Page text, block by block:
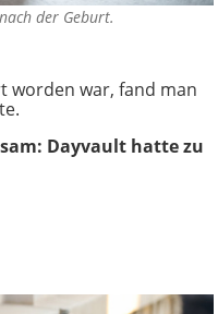
der Geburt.
worden war, fand man
Dayvault hatte zu